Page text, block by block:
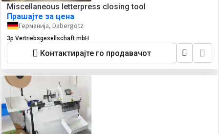
Miscellaneous letterpress closing tool
Прашајте за цена
Германија, Dabergotz
3p Vertriebsgesellschaft mbH
Контактирајте го продавачот